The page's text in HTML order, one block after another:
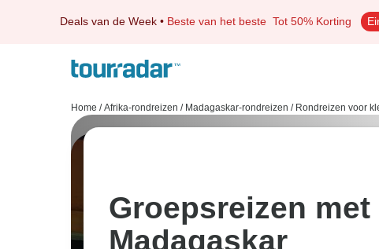
Deals van de Week • Beste van het beste Tot 50% Korting
Home / Afrika-rondreizen / Madagaskar-rondreizen / Rondreizen voor
Groepsreizen
Madagaskar